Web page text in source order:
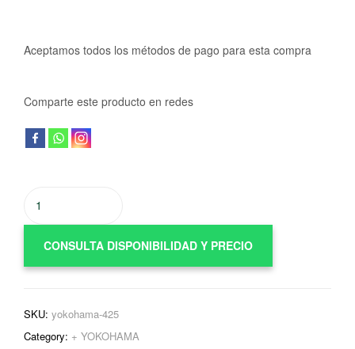
Aceptamos todos los métodos de pago para esta compra
Comparte este producto en redes
CONSULTA DISPONIBILIDAD Y PRECIO
SKU: yokohama-425
Category: + YOKOHAMA